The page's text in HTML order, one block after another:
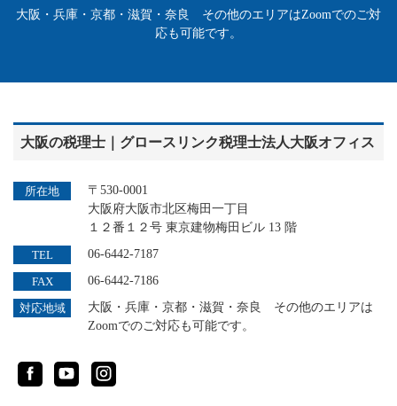
大阪・兵庫・京都・滋賀・奈良 その他のエリアはZoomでのご対
応も可能です。
大阪の税理士｜グロースリンク税理士法人大阪オフィス
所在地
〒530-0001
大阪府大阪市北区梅田一丁目
１２番１２号 東京建物梅田ビル 13 階
TEL 06-6442-7187
FAX 06-6442-7186
対応地域
大阪・兵庫・京都・滋賀・奈良 その他のエリアは
Zoomでのご対応も可能です。
FacebookYouTubeInstagram